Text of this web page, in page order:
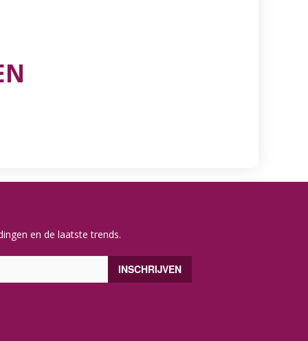
en de laatste trends.